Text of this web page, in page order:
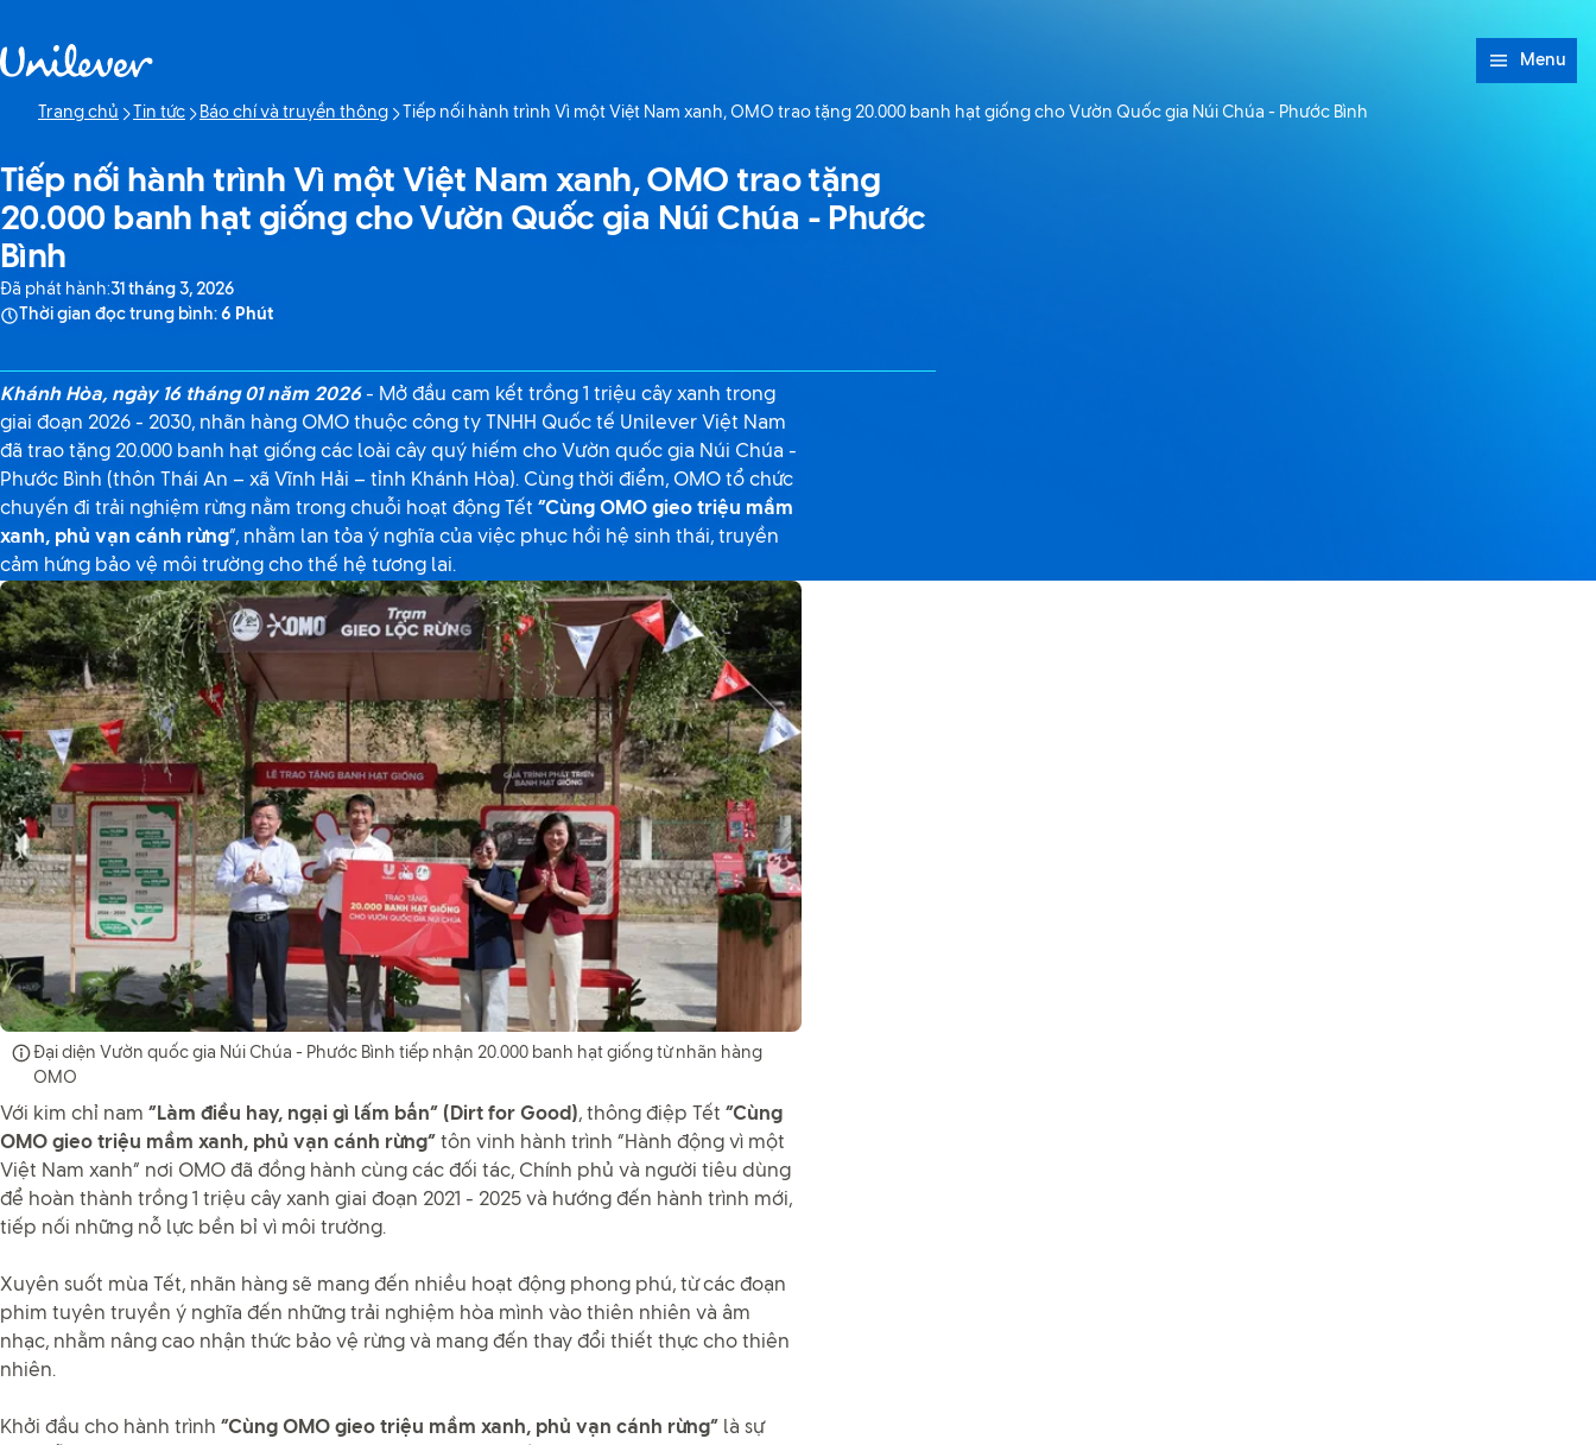
Menu
Trang chủ Tin tức Báo chí và truyền thông
Trang hiện tại:
Tiếp nối hành trình Vì một Việt Nam xanh, OMO trao tặng 20.000 banh hạt giống cho Vườn Quốc gia Núi Chúa - Phước Bình
Tiếp nối hành trình Vì một Việt Nam xanh, OMO trao tặng
20.000 banh hạt giống cho Vườn Quốc gia Núi Chúa - Phước
Bình
Đã phát hành:31 tháng 3, 2026
Thời gian đọc trung bình: 6 Phút
Khánh Hòa, ngày 16 tháng 01 năm 2026- Mở đầu cam kết trồng 1 triệu cây xanh trong
giai đoạn 2026 - 2030, nhãn hàng OMO thuộc công ty TNHH Quốc tế Unilever Việt Nam
đã trao tặng 20.000 banh hạt giống các loài cây quý hiếm cho Vườn quốc gia Núi Chúa -
Phước Bình (thôn Thái An – xã Vĩnh Hải – tỉnh Khánh Hòa). Cùng thời điểm, OMO tổ chức
chuyến đi trải nghiệm rừng nằm trong chuỗi hoạt động Tết “Cùng OMO gieo triệu mầm
xanh, phủ vạn cánh rừng”, nhằm lan tỏa ý nghĩa của việc phục hồi hệ sinh thái, truyền
cảm hứng bảo vệ môi trường cho thế hệ tương lai.
Đại diện Vườn quốc gia Núi Chúa - Phước Bình tiếp nhận 20.000 banh hạt giống từ nhãn hàng
OMO
Với kim chỉ nam “Làm điều hay, ngại gì lấm bẩn” (Dirt for Good), thông điệp Tết “Cùng
OMO gieo triệu mầm xanh, phủ vạn cánh rừng” tôn vinh hành trình “Hành động vì một
Việt Nam xanh” nơi OMO đã đồng hành cùng các đối tác, Chính phủ và người tiêu dùng
để hoàn thành trồng 1 triệu cây xanh giai đoạn 2021 - 2025 và hướng đến hành trình mới,
tiếp nối những nỗ lực bền bỉ vì môi trường.
Xuyên suốt mùa Tết, nhãn hàng sẽ mang đến nhiều hoạt động phong phú, từ các đoạn
phim tuyên truyền ý nghĩa đến những trải nghiệm hòa mình vào thiên nhiên và âm
nhạc, nhằm nâng cao nhận thức bảo vệ rừng và mang đến thay đổi thiết thực cho thiên
nhiên.
Khởi đầu cho hành trình “Cùng OMO gieo triệu mầm xanh, phủ vạn cánh rừng” là sự